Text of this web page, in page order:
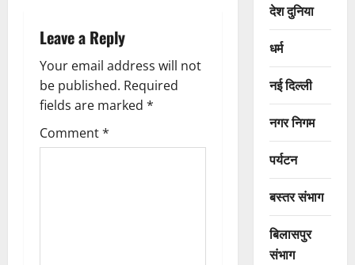
v
i
g
a
t
Leave a Reply
Your email address will not
be published. Required
fields are marked *
Comment*
देश दुनिया
धर्म
नई दिल्ली
नगर निगम
पर्यटन
बस्तर संभाग
बिलासपुर
संभाग